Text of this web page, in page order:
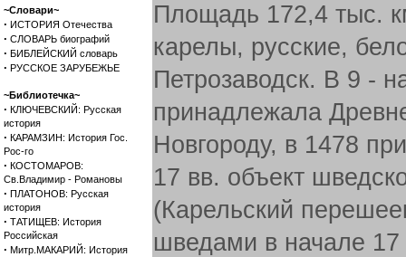
~Словари~
· ИСТОРИЯ Отечества
· СЛОВАРЬ биографий
· БИБЛЕЙСКИЙ словарь
· РУССКОЕ ЗАРУБЕЖЬЕ
~Библиотечка~
· КЛЮЧЕВСКИЙ: Русская
история
· КАРАМЗИН: История Гос.
Рос-го
· КОСТОМАРОВ:
Св.Владимир - Романовы
· ПЛАТОНОВ: Русская
история
· ТАТИЩЕВ: История
Российская
· Митр.МАКАРИЙ: История
Площадь 172,4 тыс.
карелы, русские,
Петрозаводск. В 9 -
принадлежала
Новгороду, в 1478
17 вв. объект
(Карельский
шведами в начале